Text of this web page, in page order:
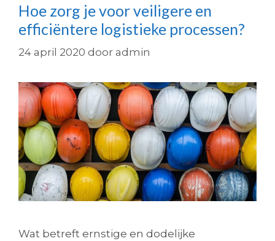
Hoe zorg je voor veiligere en
efficiëntere logistieke processen?
24 april 2020 door admin
Wat betreft ernstige en dodelijke